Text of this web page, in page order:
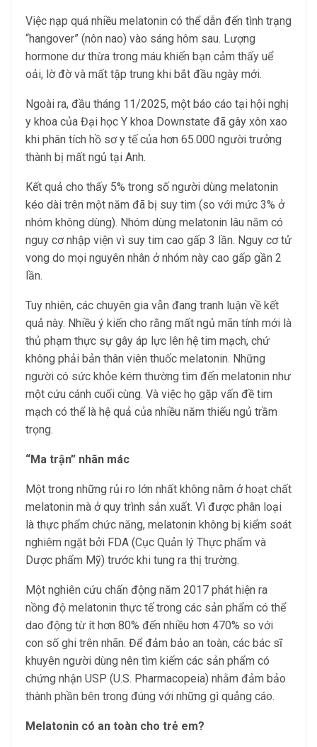
Việc nạp quá nhiều melatonin có thể dẫn đến tình trạng
“hangover” (nôn nao) vào sáng hôm sau. Lượng
hormone dư thừa trong máu khiến bạn cảm thấy uể
oải, lờ đờ và mất tập trung khi bắt đầu ngày mới.
Ngoài ra, đầu tháng 11/2025, một báo cáo tại hội nghị
y khoa của Đại học Y khoa Downstate đã gây xôn xao
khi phân tích hồ sơ y tế của hơn 65.000 người trưởng
thành bị mất ngủ tại Anh.
Kết quả cho thấy 5% trong số người dùng melatonin
kéo dài trên một năm đã bị suy tim (so với mức 3% ở
nhóm không dùng). Nhóm dùng melatonin lâu năm có
nguy cơ nhập viện vì suy tim cao gấp 3 lần. Nguy cơ tử
vong do mọi nguyên nhân ở nhóm này cao gấp gần 2
lần.
Tuy nhiên, các chuyên gia vẫn đang tranh luận về kết
quả này. Nhiều ý kiến cho rằng mất ngủ mãn tính mới là
thủ phạm thực sự gây áp lực lên hệ tim mạch, chứ
không phải bản thân viên thuốc melatonin. Những
người có sức khỏe kém thường tìm đến melatonin như
một cứu cánh cuối cùng. Và việc họ gặp vấn đề tim
mạch có thể là hệ quả của nhiều năm thiếu ngủ trầm
trọng.
“Ma trận” nhãn mác
Một trong những rủi ro lớn nhất không nằm ở hoạt chất
melatonin mà ở quy trình sản xuất. Vì được phân loại
là thực phẩm chức năng, melatonin không bị kiểm soát
nghiêm ngặt bởi FDA (Cục Quản lý Thực phẩm và
Dược phẩm Mỹ) trước khi tung ra thị trường.
Một nghiên cứu chấn động năm 2017 phát hiện ra
nồng độ melatonin thực tế trong các sản phẩm có thể
dao động từ ít hơn 80% đến nhiều hơn 470% so với
con số ghi trên nhãn. Để đảm bảo an toàn, các bác sĩ
khuyên người dùng nên tìm kiếm các sản phẩm có
chứng nhận USP (U.S. Pharmacopeia) nhằm đảm bảo
thành phần bên trong đúng với những gì quảng cáo.
Melatonin có an toàn cho trẻ em?